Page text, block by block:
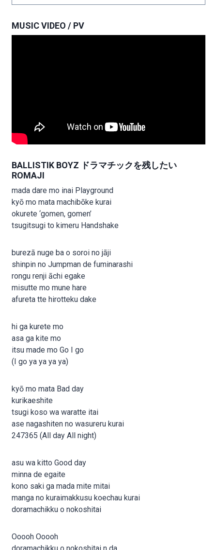
MUSIC VIDEO / PV
BALLISTIK BOYZ ドラマチックを残したい
ROMAJI
mada dare mo inai Playground
kyō mo mata machibōke kurai
okurete ‘gomen, gomen’
tsugitsugi to kimeru Handshake
burezā nuge ba o soroi no jāji
shinpin no Jumpman de fuminarashi
rongu renji āchi egake
misutte mo mune hare
afureta tte hirotteku dake
hi ga kurete mo
asa ga kite mo
itsu made mo Go I go
(I go ya ya ya ya)
kyō mo mata Bad day
kurikaeshite
tsugi koso wa waratte itai
ase nagashiten no wasureru kurai
247365 (All day All night)
asu wa kitto Good day
minna de egaite
kono saki ga mada mite mitai
manga no kuraimakkusu koechau kurai
doramachikku o nokoshitai
Ooooh Ooooh